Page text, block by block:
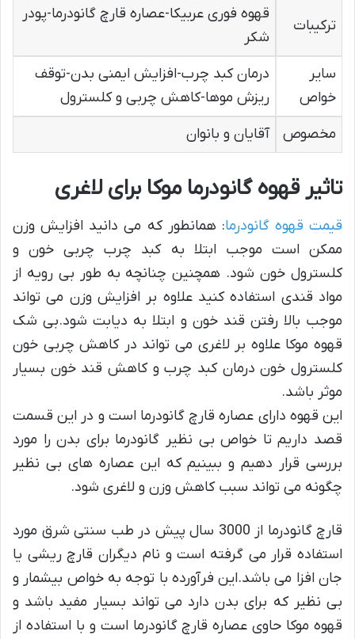
ترکیبات
قهوه فوری عربیکا-عصاره قارچ گانودرما-پودر
شکر
سایر
خواص
درمان کبد چرب-افزایش ایمنی بدن-توقف
ریزش موها-کاهش چربی و کلسترول
مخصوص
آقایان و بانوان
تاثیر قهوه گانودرما موکا برای لاغری
قیمت قهوه گانودرما: همانطور که می دانید افزایش وزن
ممکن است موجب ابتلا به کبد چرب چربی خون و
کلسترول خون شود. همچنین چنانچه به طور بی رویه از
مواد قندی استفاده کنید علاوه بر افزایش وزن می تواند
موجب بالا رفتن قند خون و ابتلا به دیابت شود.بی شک
قهوه موکا علاوه بر لاغری می تواند در کاهش چربی خون
کلسترول خون درمان کبد چرب و کاهش قند خون بسیار
موثر باشد.
این قهوه دارای عصاره قارچ گانودرما است و در این قسمت
قصد داریم تا خواص بی نظیر گانودرما برای بدن را مورد
بررسی قرار دهیم و ببینیم که این عصاره های بی نظیر
چگونه می تواند سبب کاهش وزن و لاغری شود.
قارچ گانودرما از 3000 سال پیش در طب سنتی شرق مورد
استفاده قرار می گرفته است و نام دیگران قارچ ریشی یا
جان افزا می باشد.این فرآورده با توجه به خواص بیشمار و
بی نظیر که برای بدن دارد می تواند بسیار مفید باشد و
قهوه موکا حاوی عصاره قارچ گانودرما است و با استفاده از